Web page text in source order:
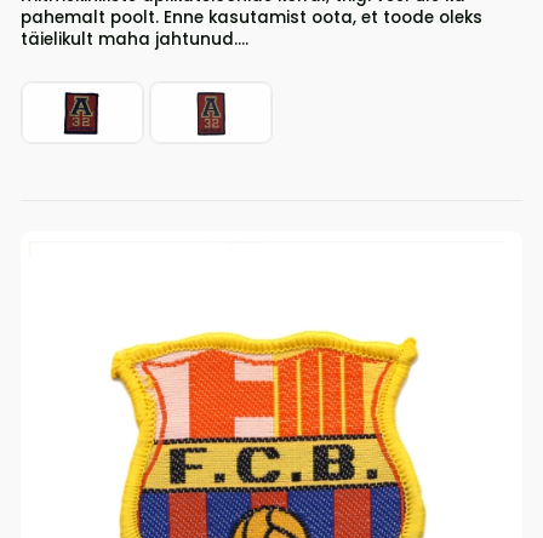
pahemalt poolt. Enne kasutamist oota, et toode oleks
täielikult maha jahtunud....